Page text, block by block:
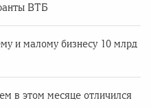
ВТБ
и малому бизнесу 10 млрд
в этом месяце отличился